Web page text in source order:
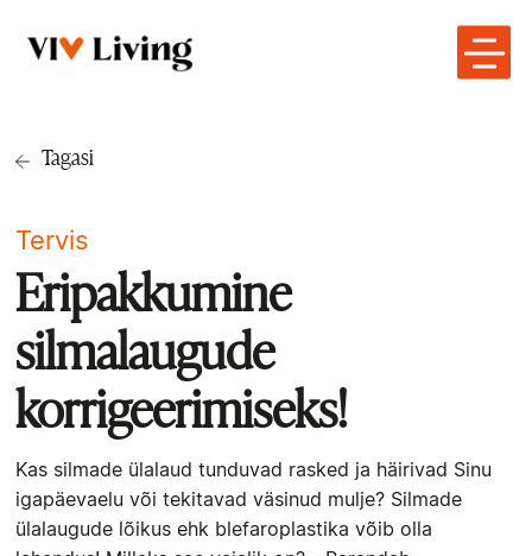
Tagasi
Tervis
Eripakkumine
silmalaugude
korrigeerimiseks!
Kas silmade ülalaud tunduvad rasked ja häirivad Sinu
igapäevaelu või tekitavad väsinud mulje? Silmade
ülalaugude lõikus ehk blefaroplastika võib olla